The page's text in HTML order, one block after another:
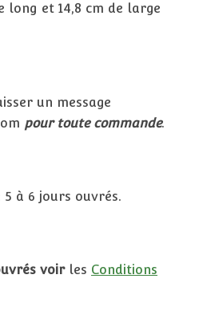
long et 14,8 cm de large
un message
pour toute commande.
à 6 jours ouvrés.
voirles Conditions